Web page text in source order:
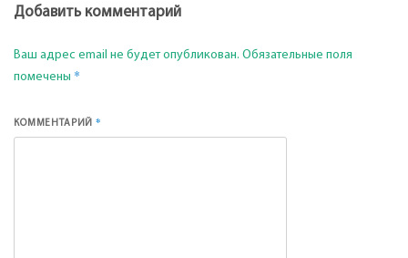
Добавить комментарий
Ваш адрес email не будет опубликован. Обязательные поля
помечены *
КОММЕНТАРИЙ*